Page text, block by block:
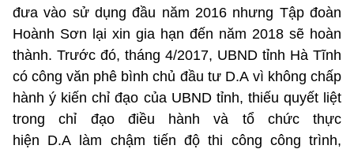
đưa vào sử dụng đầu năm 2016 nhưng Tập đoàn
Hoành Sơn lại xin gia hạn đến năm 2018 sẽ hoàn
thành. Trước đó, tháng 4/2017, UBND tỉnh Hà Tĩnh
có công văn phê bình chủ đầu tư D.A vì không chấp
hành ý kiến chỉ đạo của UBND tỉnh, thiếu quyết liệt
trong chỉ đạo điều hành và tổ chức thực
hiện D.A làm chậm tiến độ thi công công trình,